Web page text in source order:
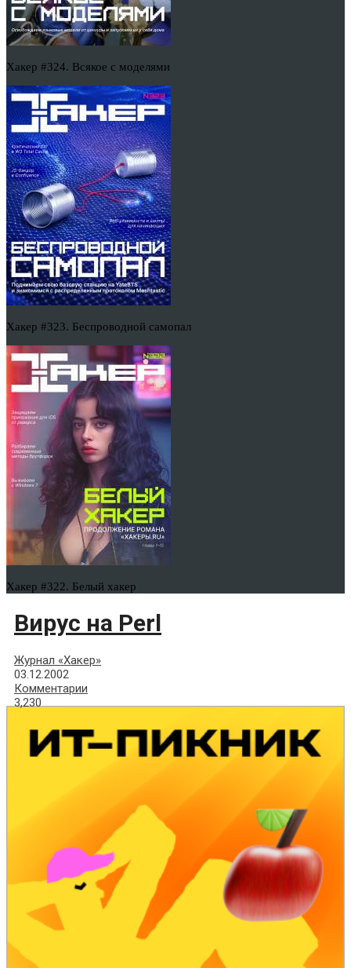
Хакер #324. Всякое с моделями
Хакер #323. Беспроводной самопал
Хакер #322. Белый хакер
Вирус на Perl
Журнал «Хакер»
03.12.2002
Комментарии
3,230